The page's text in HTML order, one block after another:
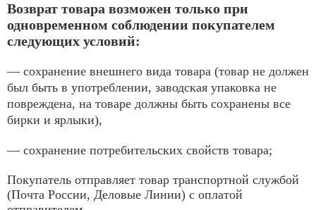
Возврат товара возможен только при
одновременном соблюдении покупателем
следующих условий:
— сохранение внешнего вида товара (товар не должен
был быть в употреблении, заводская упаковка не
повреждена, на товаре должны быть сохранены все
бирки и ярлыки),
— сохранение потребительских свойств товара;
Покупатель отправляет товар транспортной службой
(Почта России, Деловые Линии) с оплатой